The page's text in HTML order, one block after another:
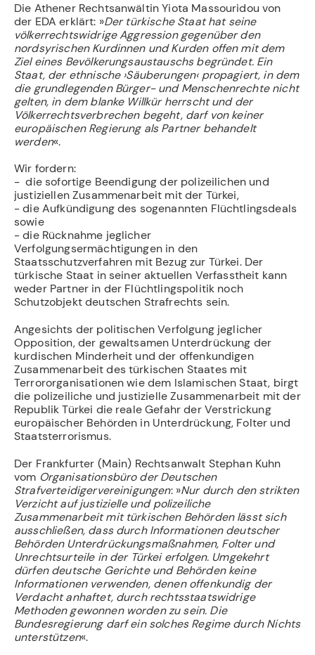
Die Athener Rechtsanwältin Yiota Massouridou von
der EDA erklärt: »Der türkische Staat hat seine
völkerrechtswidrige Aggression gegenüber den
nordsyrischen Kurdinnen und Kurden offen mit dem
Ziel eines Bevölkerungsaustauschs begründet. Ein
Staat, der ethnische ›Säuberungen‹ propagiert, in dem
die grundlegenden Bürger- und Menschenrechte nicht
gelten, in dem blanke Willkür herrscht und der
Völkerrechtsverbrechen begeht, darf von keiner
europäischen Regierung als Partner behandelt
werden«.
Wir fordern:
- die sofortige Beendigung der polizeilichen und
justiziellen Zusammenarbeit mit der Türkei,
- die Aufkündigung des sogenannten Flüchtlingsdeals
sowie
- die Rücknahme jeglicher
Verfolgungsermächtigungen in den
Staatsschutzverfahren mit Bezug zur Türkei. Der
türkische Staat in seiner aktuellen Verfasstheit kann
weder Partner in der Flüchtlingspolitik noch
Schutzobjekt deutschen Strafrechts sein.
Angesichts der politischen Verfolgung jeglicher
Opposition, der gewaltsamen Unterdrückung der
kurdischen Minderheit und der offenkundigen
Zusammenarbeit des türkischen Staates mit
Terrororganisationen wie dem Islamischen Staat, birgt
die polizeiliche und justizielle Zusammenarbeit mit der
Republik Türkei die reale Gefahr der Verstrickung
europäischer Behörden in Unterdrückung, Folter und
Staatsterrorismus.
Der Frankfurter (Main) Rechtsanwalt Stephan Kuhn
vom Organisationsbüro der Deutschen
Strafverteidigervereinigungen: »Nur durch den strikten
Verzicht auf justizielle und polizeiliche
Zusammenarbeit mit türkischen Behörden lässt sich
ausschließen, dass durch Informationen deutscher
Behörden Unterdrückungsmaßnahmen, Folter und
Unrechtsurteile in der Türkei erfolgen. Umgekehrt
dürfen deutsche Gerichte und Behörden keine
Informationen verwenden, denen offenkundig der
Verdacht anhaftet, durch rechtsstaatswidrige
Methoden gewonnen worden zu sein. Die
Bundesregierung darf ein solches Regime durch Nichts
unterstützen«.